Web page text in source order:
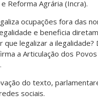
Reforma Agrária (Incra).
ocupações fora das
e beneficia
que legalizar a ilegalidade?
a Articulação dos
do texto,
sociais.